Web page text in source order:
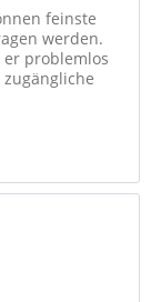
feinste
werden.
er problemlos